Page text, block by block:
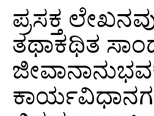
ಪ್ರಸಕ್ತ
ತಥಾಕಥಿತ